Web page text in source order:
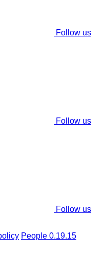
Follow us
Follow us
Follow us
People 0.19.15